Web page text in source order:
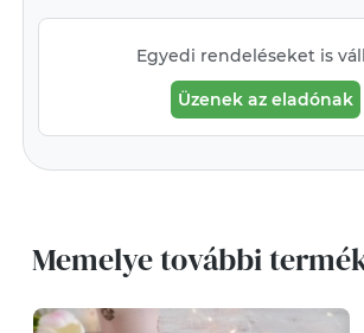
Egyedi rendeléseket is
Üzenek az eladónak
Memelye további